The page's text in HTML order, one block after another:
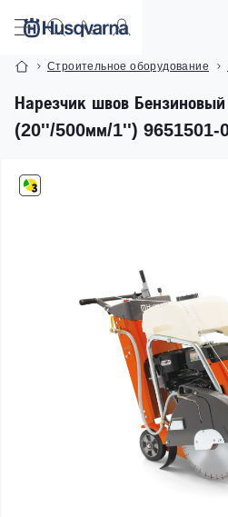
Строительное оборудование
Нарезчик швов
(20''/500мм/1'') 9651501-